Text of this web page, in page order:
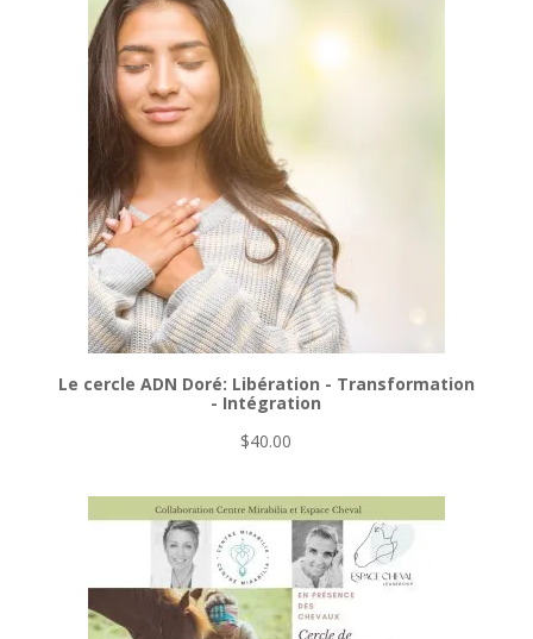
Le cercle ADN Doré: Libération - Transformation
- Intégration
$40.00